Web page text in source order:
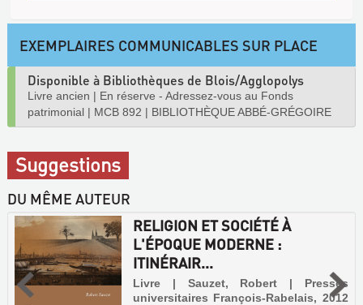
EXEMPLAIRES COMMUNICABLES SUR PLACE
Disponible à Bibliothèques de Blois/Agglopolys
Livre ancien | En réserve - Adressez-vous au Fonds
patrimonial | MCB 892 | BIBLIOTHÈQUE ABBÉ-GRÉGOIRE
Suggestions
DU MÊME AUTEUR
RELIGION ET SOCIÉTÉ À
L'ÉPOQUE MODERNE :
ITINÉRAIR...
Livre | Sauzet, Robert | Presses
universitaires François-Rabelais, 2012